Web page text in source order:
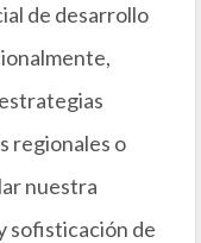
de desarrollo
regionales o
nuestra
sofisticación de